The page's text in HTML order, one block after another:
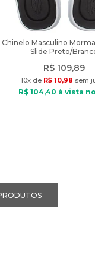
Chinelo Masculino
Slide Preto/
R$ 109,89
10x de R$ 10,98 sem
R$ 104,40 à vista